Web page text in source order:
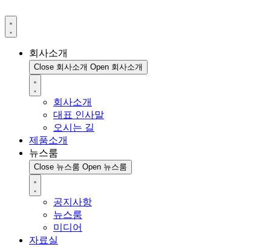
회사소개
Close 회사소개 Open 회사소개
회사소개
대표 인사말
오시는 길
제품소개
뉴스룸
Close 뉴스룸 Open 뉴스룸
공지사항
뉴스룸
미디어
자료실